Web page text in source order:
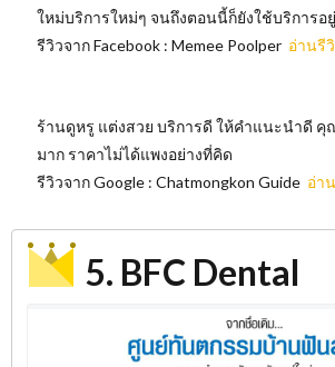
ใหม่บริการใหม่ๆ จนถึงตอนนี้ก็ยังใช้บริการอ
รีวิวจาก Facebook : Memee Poolper อ่านรี
ร้านดูหรู แต่งสวย บริการดี ให้คำแนะนำดี คุ
มาก ราคาไม่ได้แพงอย่างที่คิด
รีวิวจาก Google : Chatmongkon Guide อ่า
5. BFC Dental